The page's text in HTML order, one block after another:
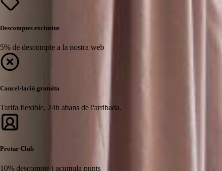
Descomptes exclusius
5% de descompte a la nostra web
Cancel·lació gratuïta
Tarifa flexible, 24h abans de l'arribada.
Protur Club
10% descompte i acumula punts